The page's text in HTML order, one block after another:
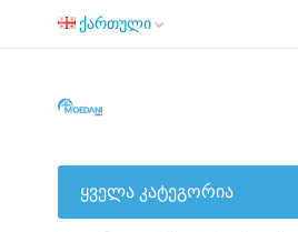
ქართული
ყველა კატეგორია